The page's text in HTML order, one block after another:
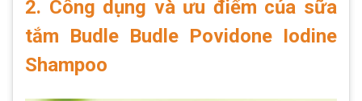
2. Công dụng và ưu điểm của sữa
tắm Budle Budle Povidone Iodine
Shampoo